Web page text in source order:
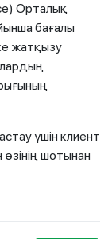
Орталық
бағалы
жатқызу
үшін клиент
шотынан